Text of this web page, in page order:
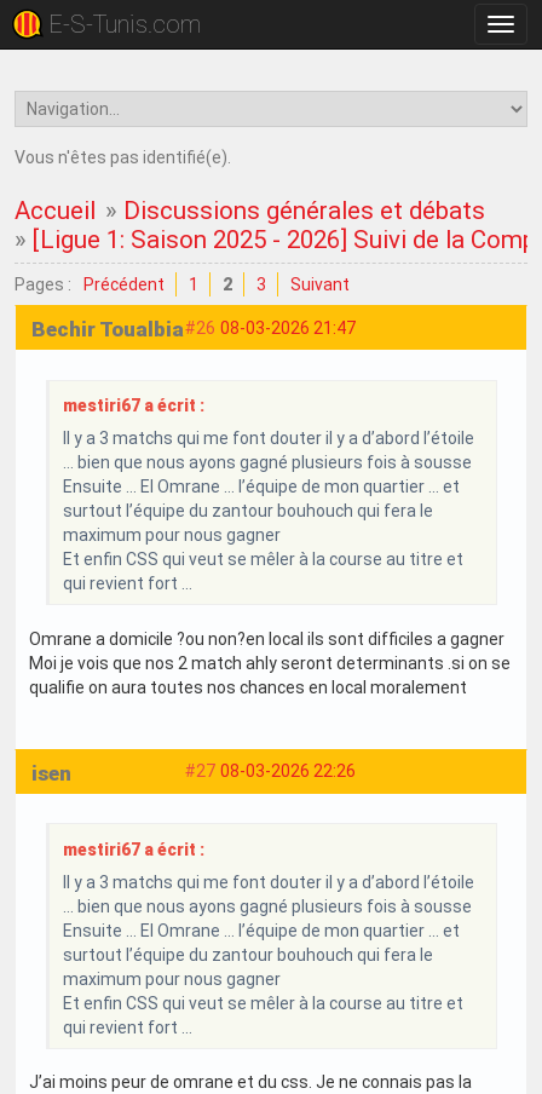
la
E-S-Tunis.com
Vous n'êtes pas identifié(e).
Accueil » Discussions générales et débats
» [Ligue 1: Saison 2025 - 2026] Suivi de la
Pages : Précédent 1 2 3 Suivant
#26 08-03-2026 21:47
Bechir Toualbia
mestiri67 a écrit :
Il y a 3 matchs qui me font douter il y a d’abord l’étoile
… bien que nous ayons gagné plusieurs fois à sousse
Ensuite … El Omrane … l’équipe de mon quartier … et
surtout l’équipe du zantour bouhouch qui fera le
maximum pour nous gagner
Et enfin CSS qui veut se mêler à la course au titre et
qui revient fort …
Omrane a domicile ?ou non?en local ils sont difficiles a gagner
Moi je vois que nos 2 match ahly seront determinants .si on se
qualifie on aura toutes nos chances en local moralement
#27 08-03-2026 22:26
isen
mestiri67 a écrit :
Il y a 3 matchs qui me font douter il y a d’abord l’étoile
… bien que nous ayons gagné plusieurs fois à sousse
Ensuite … El Omrane … l’équipe de mon quartier … et
surtout l’équipe du zantour bouhouch qui fera le
maximum pour nous gagner
Et enfin CSS qui veut se mêler à la course au titre et
qui revient fort …
J’ai moins peur de omrane et du css. Je ne connais pas la